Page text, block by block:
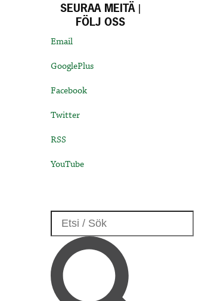
SEURAA MEITÄ |
FÖLJ OSS
Email
GooglePlus
Facebook
Twitter
RSS
YouTube